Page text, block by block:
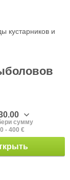
кустарников и
сумму
- 400 €